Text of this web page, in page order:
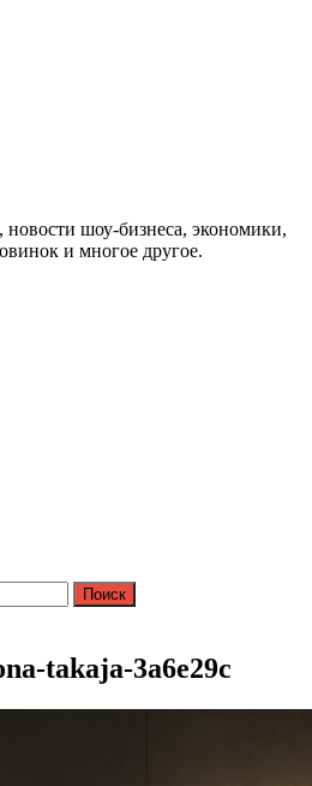
шоу-бизнеса, экономики,
и многое другое.
takaja-3a6e29c